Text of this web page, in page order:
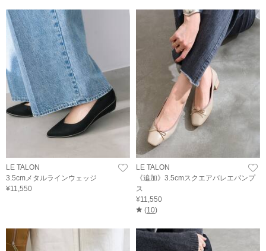
LE TALON
3.5cmメタルラインウェッジ
¥11,550
LE TALON
《追加》3.5cmスクエアバレエパンプ
ス
¥11,550
(10)